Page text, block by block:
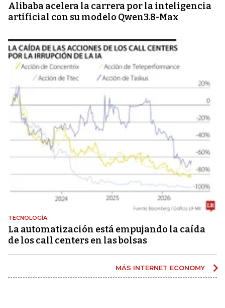
Alibaba acelera la carrera por la inteligencia
artificial con su modelo Qwen3.8-Max
TECNOLOGÍA
La automatización está empujando la caída
de los call centers en las bolsas
MÁS INTERNET ECONOMY